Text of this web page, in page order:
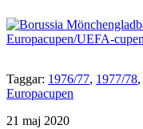
Taggar: 1976/77, 1977/78,
Europacupen
Publicerat
21 maj 2020